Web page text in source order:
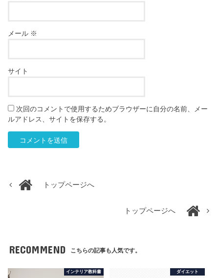
メール ※
サイト
次回のコメントで使用するためブラウザーに自分の名前、メー
ルアドレス、サイトを保存する。
トップページへ
トップページへ
RECOMMEND こちらの記事も人気です。
インテリア教科書 ダイエット